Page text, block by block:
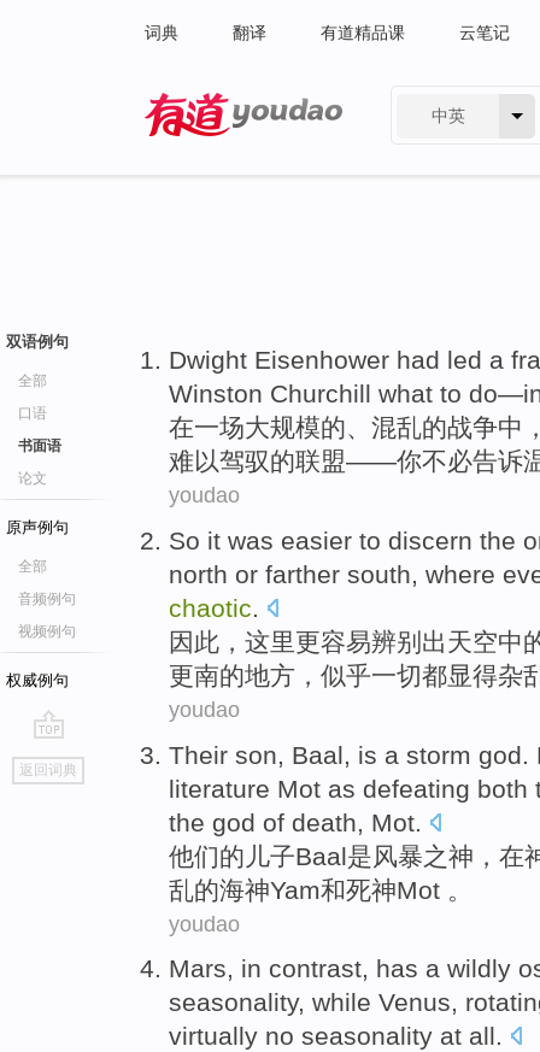
词典 翻译 有道精品课 云笔记
中英
双语例句
全部
口语
书面语
论文
原声例句
全部
音频例句
视频例句
权威例句
go
top
返回词典
Dwight Eisenhower had led a
Winston Churchill what to do—
在一场大规模的、 混乱的战争中
难以驾驭的联盟——你不必告诉
youdao
So it was easier to discern the
north or farther south, where
chaotic.
因此 ， 这里更容易辨别 出天空中
更南的地方 ，似乎一切都显得杂
youdao
Their son , Baal, is a storm god
literature Mot as defeating both
the god of death Mot
他们的 儿子Baal是风暴之神 ， 在
乱的海神Yam和死神Mot 。
youdao
Mars, in contrast, has a wildly
seasonality, while Venus,
virtually no seasonality at all.